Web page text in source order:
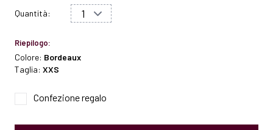
Quantità:
Riepilogo:
Colore: Bordeaux
Taglia: XXS
Confezione regalo